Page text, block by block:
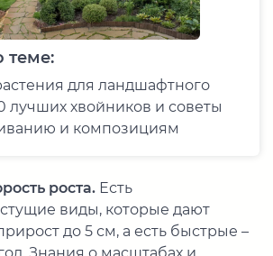
теме:
для ландшафтного
лучших хвойников и советы
и композициям
роста. Есть
виды, которые дают
до 5 см, а есть быстрые –